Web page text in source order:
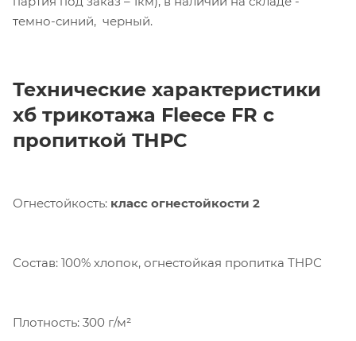
темно-синий, черный.
Технические характеристики
хб трикотажа Fleece FR с
пропиткой ТНРС
Огнестойкость: класс огнестойкости 2
Состав: 100% хлопок, огнестойкая пропитка ТНРС
Плотность: 300 г/м²
Текстиль» использует cookie-файлы и
обрабатывает персональные данные с
взаимодействие с ним. Подробнее - в